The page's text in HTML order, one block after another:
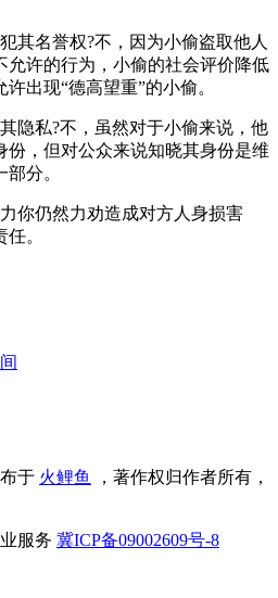
其名誉权?不，因为小偷盗取他人
允许的行为，小偷的社会评价降低
出现“德高望重”的小偷。
隐私?不，虽然对于小偷来说，他
份，但对公众来说知晓其身份是维
分。
你仍然力劝造成对方人身损害
。
于 火鲤鱼
，著作权归作者所有，
服务 冀ICP备09002609号-8